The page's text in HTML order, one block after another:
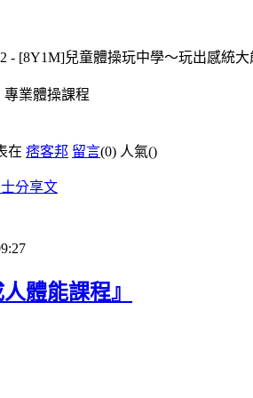
- [8Y1M]兒童體操玩中學～玩出感統大
業體操課程
在 痞客邦 留言(0) 人氣()
分享文
體能課程』